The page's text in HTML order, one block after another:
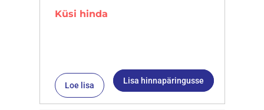
Küsi hinda
Loe lisa Lisa hinnapäringusse